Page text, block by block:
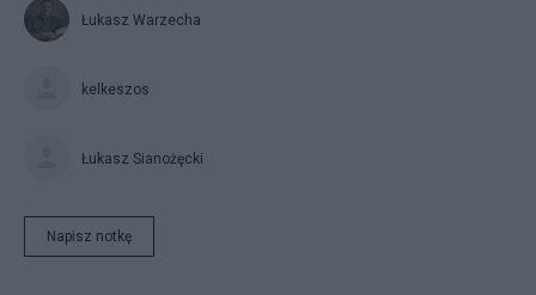
Łukasz Warzecha
kelkeszos
Łukasz Sianożęcki
Napisz notkę